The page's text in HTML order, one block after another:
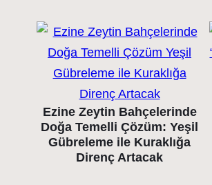
Ezine Zeytin Bahçelerinde
Doğa Temelli Çözüm: Yeşil
Gübreleme ile Kuraklığa
Direnç Artacak